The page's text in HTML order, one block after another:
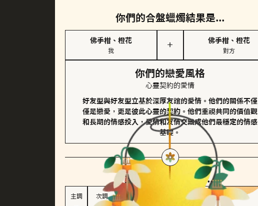
你們的合盤蠟燭結果是...
佛手柑、橙花
我
＋
佛手柑、橙花
對方
你們的戀愛風格
心靈契約的愛情
好友型與好友型立基於深厚友誼的愛情。他們的關係不僅
僅是戀愛，更是彼此心靈的契約。他們重視共同的價值觀
和長期的情感投入，愛情和友情交織成他們最穩定的情感
基礎。
對方 的主調蠟燭是...
主調 次調